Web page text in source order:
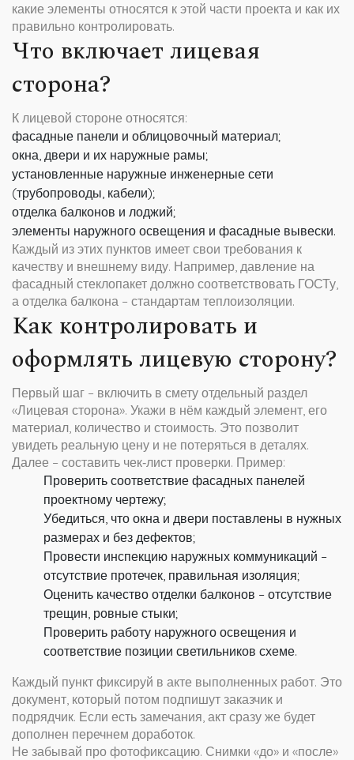
какие элементы относятся к этой части проекта и как их
правильно контролировать.
Что включает лицевая
сторона?
К лицевой стороне относятся:
фасадные панели и облицовочный материал;
окна, двери и их наружные рамы;
установленные наружные инженерные сети
(трубопроводы, кабели);
отделка балконов и лоджий;
элементы наружного освещения и фасадные вывески.
Каждый из этих пунктов имеет свои требования к
качеству и внешнему виду. Например, давление на
фасадный стеклопакет должно соответствовать ГОСТу,
а отделка балкона – стандартам теплоизоляции.
Как контролировать и
оформлять лицевую сторону?
Первый шаг – включить в смету отдельный раздел
«Лицевая сторона». Укажи в нём каждый элемент, его
материал, количество и стоимость. Это позволит
увидеть реальную цену и не потеряться в деталях.
Далее – составить чек‑лист проверки. Пример:
Проверить соответствие фасадных панелей
проектному чертежу;
Убедиться, что окна и двери поставлены в нужных
размерах и без дефектов;
Провести инспекцию наружных коммуникаций –
отсутствие протечек, правильная изоляция;
Оценить качество отделки балконов – отсутствие
трещин, ровные стыки;
Проверить работу наружного освещения и
соответствие позиции светильников схеме.
Каждый пункт фиксируй в акте выполненных работ. Это
документ, который потом подпишут заказчик и
подрядчик. Если есть замечания, акт сразу же будет
дополнен перечнем доработок.
Не забывай про фотофиксацию. Снимки «до» и «после»